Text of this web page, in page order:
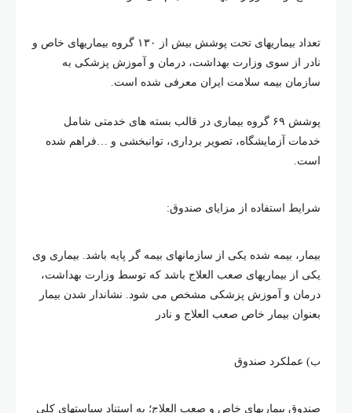
تعداد بیماریهای تحت پوشش بیش از ۱۳۰ گروه بیماریهای خاص و
نادر از سوی وزارت بهداشت، درمان و آموزش پزشکی به
سازمان بیمه سلامت ایران معرفی شده است.
پوشش ۶۹ گروه بیماری در قالب بسته های خدمتی شامل
خدمات آزمایشگاه، تصویر برداری، توانبخشی و …فراهم شده
است.
شرایط استفاده از مزایای صندوق:
بیمار، بیمه شده یکی از سازمانهای بیمه گر پایه باشد. بیماری وی
یکی از بیماریهای صعب العلاج باشد که توسط وزارت بهداشت،
درمان و آموزش پزشکی مشخص می شود. نشاندار شدن بیمار
بعنوان بیمار خاص صعب العلاج و نادر
ب) عملکرد صندوق
صندوق بیماریهای خاص و صعب العلاج؛ به استناد سیاستهای کلی